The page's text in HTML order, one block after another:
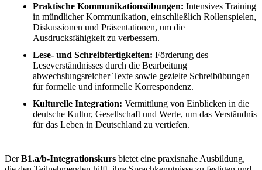
Praktische Kommunikationsübungen: Intensives Training
in mündlicher Kommunikation, einschließlich Rollenspielen,
Diskussionen und Präsentationen, um die
Ausdrucksfähigkeit zu verbessern.
Lese- und Schreibfertigkeiten: Förderung des
Leseverständnisses durch die Bearbeitung
abwechslungsreicher Texte sowie gezielte Schreibübungen
für formelle und informelle Korrespondenz.
Kulturelle Integration: Vermittlung von Einblicken in die
deutsche Kultur, Gesellschaft und Werte, um das Verständnis
für das Leben in Deutschland zu vertiefen.
DerB1.a/b-Integrationskurs bietet eine praxisnahe Ausbildung,